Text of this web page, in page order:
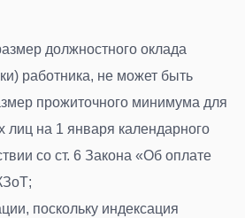
должностного оклада
работника, не может быть
прожиточного минимума для
лиц на 1 января календарного
со ст. 6 Закона «Об оплате
поскольку индексация